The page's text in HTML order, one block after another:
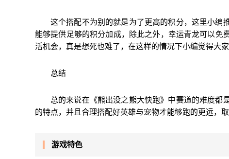
这个搭配不为别的就是为了更高的积分，这里小编
能够提供足够的积分加成，除此之外，幸运青龙可以免
活机会，真是想死也难了，在这样的情况下小编觉得大
总结
总的来说在《熊出没之熊大快跑》中赛道的难度都
的特点，并且合理搭配好英雄与宠物才能够跑的更远，取
游戏特色